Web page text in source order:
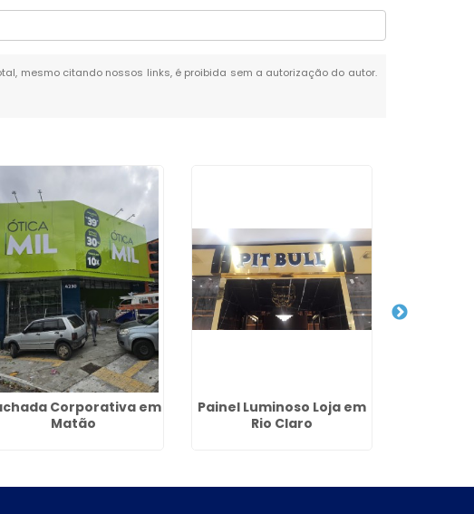
mesmo citando nossos links, é proibida sem a autorização do autor.
Corporativa em
Matão
Painel Luminoso Loja em
Rio Claro